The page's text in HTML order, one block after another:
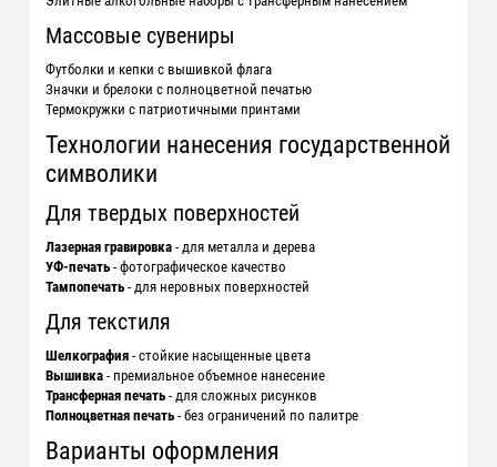
Массовые сувениры
Футболки и кепки с вышивкой флага
Значки и брелоки с полноцветной печатью
Термокружки с патриотичными принтами
Технологии нанесения государственной
символики
Для твердых поверхностей
Лазерная гравировка - для металла и дерева
УФ-печать - фотографическое качество
Тампопечать - для неровных поверхностей
Для текстиля
Шелкография - стойкие насыщенные цвета
Вышивка - премиальное объемное нанесение
Трансферная печать - для сложных рисунков
Полноцветная печать - без ограничений по палитре
Варианты оформления